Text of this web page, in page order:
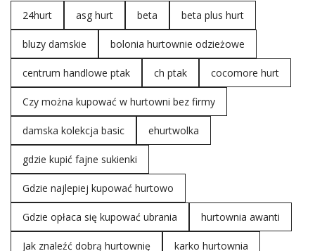
24hurt asg hurt beta beta plus hurt
bluzy damskie bolonia hurtownie odzieżowe
centrum handlowe ptak ch ptak cocomore hurt
Czy można kupować w hurtowni bez firmy
damska kolekcja basic ehurtwolka
gdzie kupić fajne sukienki
Gdzie najlepiej kupować hurtowo
Gdzie opłaca się kupować ubrania hurtownia awanti
Jak znaleźć dobrą hurtownię karko hurtownia